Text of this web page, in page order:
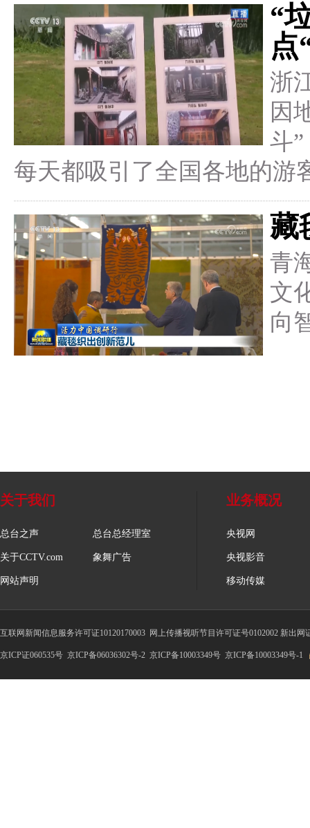
“
点
浙
因
斗
每天都吸引了全国各地的游
藏
青
文
向
关于我们
总台之声 总台总经理室
关于CCTV.com 象舞广告
网站声明
业务概况
央视网
央视影音
移动传媒
互联网新闻信息服务许可证10120170003 网上传播视听节目许可证号0102002 新出
京ICP证060535号 京ICP备06036302号-2 京ICP备10003349号 京ICP备10003349号-1